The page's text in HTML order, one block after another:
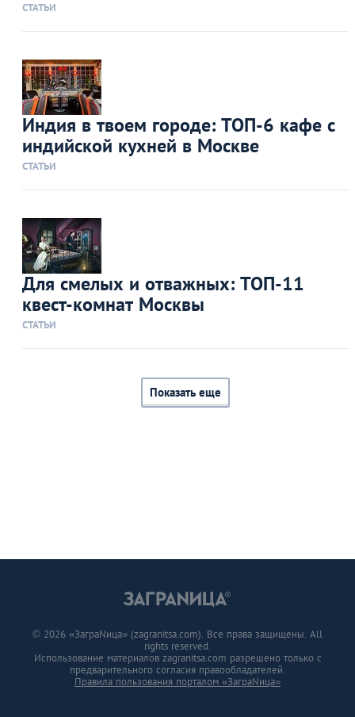
СТАТЬИ
Индия в твоем городе: ТОП-6 кафе с
индийской кухней в Москве
СТАТЬИ
Для смелых и отважных: ТОП-11
квест-комнат Москвы
СТАТЬИ
Показать еще
© 2026 «ЗаграNица» (zagranitsa.com). Все права защищены. All
rights reserved.
Использование материалов zagranitsa.com разрешено только с
предварительного согласия правообладателей.
Правила пользования порталом «ЗаграNица»